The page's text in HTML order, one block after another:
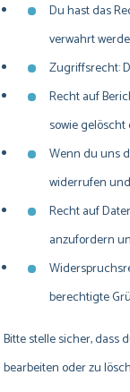
Du hast das
verwahrt
Zugriffsrecht:
Recht auf
sowie
Wenn du uns
widerrufen
Recht auf
anzufordern
berechtigte
Bitte stelle sicher, dass
bearbeiten oder zu